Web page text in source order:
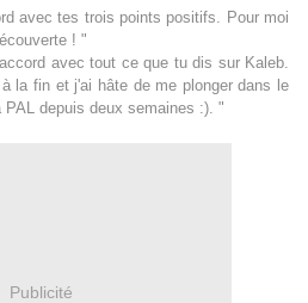
avec tes trois points positifs. Pour moi
! "
avec tout ce que tu dis sur Kaleb.
la fin et j'ai hâte de me plonger dans le
depuis deux semaines :). "
Publicité